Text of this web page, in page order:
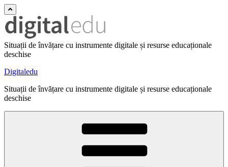
Situații de învățare cu instrumente digitale și resurse educaționale
deschise
Digitaledu
Situații de învățare cu instrumente digitale și resurse educaționale
deschise